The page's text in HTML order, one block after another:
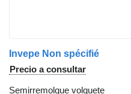
Invepe Non spécifié
Precio a consultar
Semirremolque volquete